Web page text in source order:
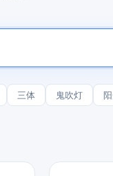
三体 鬼吹灯